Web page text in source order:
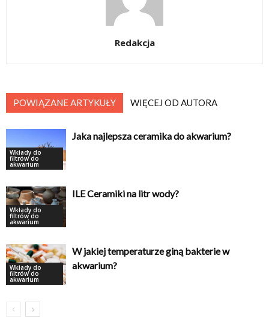
Redakcja
POWIĄZANE ARTYKUŁY WIĘCEJ OD AUTORA
Wkłady do
filtrów do
akwarium
Jaka najlepsza ceramika do akwarium?
Wkłady do
filtrów do
akwarium
ILE Ceramiki na litr wody?
Wkłady do
filtrów do
akwarium
W jakiej temperaturze giną bakterie w
akwarium?